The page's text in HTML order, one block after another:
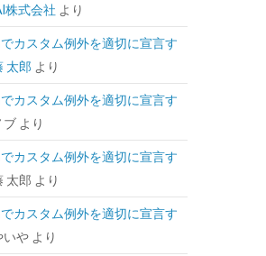
はこちら)
パチュラ付属・4g）–
能サーマルグリス、非常に高
耐久、安全で簡単な塗布
株式会社 より
カスタム例外を適切に宣言す
太郎 より
カスタム例外を適切に宣言す
ブ より
カスタム例外を適切に宣言す
太郎 より
カスタム例外を適切に宣言す
いや より